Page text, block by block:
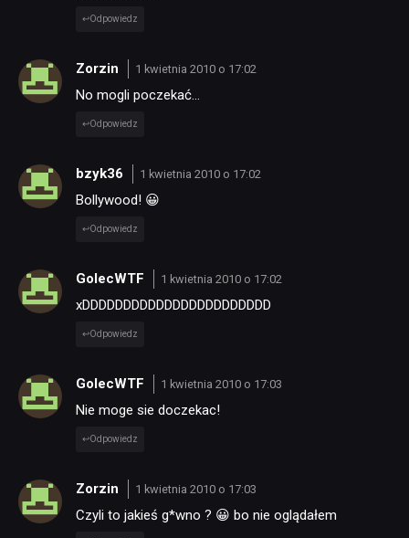
Odpowiedz
Zorzin 1 kwietnia 2010 o 17:02
No mogli poczekać…
Odpowiedz
bzyk36 1 kwietnia 2010 o 17:02
Bollywood! 😀
Odpowiedz
GolecWTF 1 kwietnia 2010 o 17:02
xDDDDDDDDDDDDDDDDDDDDDDD
Odpowiedz
GolecWTF 1 kwietnia 2010 o 17:03
Nie moge sie doczekac!
Odpowiedz
Zorzin 1 kwietnia 2010 o 17:03
Czyli to jakieś g*wno ? 😀 bo nie oglądałem